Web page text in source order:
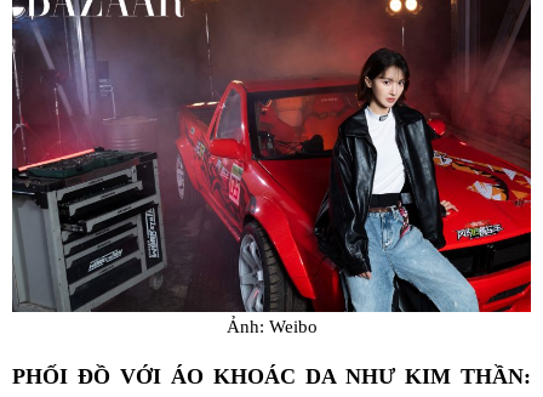
Ảnh: Weibo
PHỐI ĐỒ VỚI ÁO KHOÁC DA NHƯ KIM THẦN: